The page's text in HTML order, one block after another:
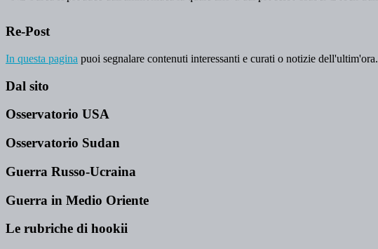
Re-Post
In questa pagina puoi segnalare contenuti interessanti e curati o notizie dell'ultim'ora.
Dal sito
Osservatorio USA
Osservatorio Sudan
Guerra Russo-Ucraina
Guerra in Medio Oriente
Le rubriche di hookii